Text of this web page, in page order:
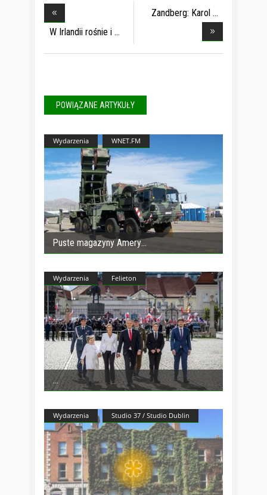
W Irlandii rośnie i
Zandberg: Karol
POWIĄZANE ARTYKUŁY
Wydarzenia WNET.FM
Puste magazyny Amery
Wydarzenia Felieton
Wydarzenia Studio 37 / Studio Dublin